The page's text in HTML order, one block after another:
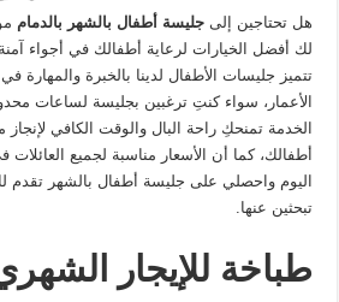
هل تحتاجين إلىجليسة أطفال بالشهر بالدمام
لك أفضل الخيارات لرعاية أطفالك في أجواء
تتميز جليسات الأطفال لدينا بالخبرة والمهارة
الأعمار، سواء كنتِ ترغبين بجليسة لساعات
الخدمة تمنحكِ راحة البال والوقت الكافي
أطفالك، كما أن الأسعار مناسبة لجميع العائلات
اليوم واحصلي على جليسة أطفال بالشهر تقدم لكِ
تبحثين عنها.
طباخة للإيجار